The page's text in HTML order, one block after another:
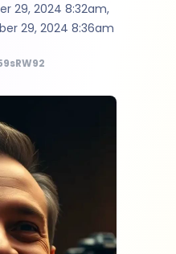
29, 2024 8:32am,
29, 2024 8:36am